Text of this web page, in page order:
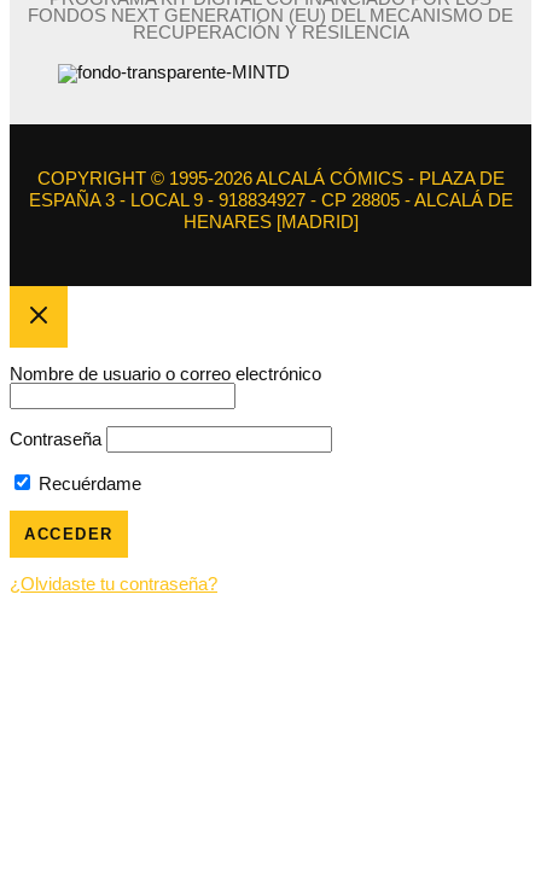
FONDOS NEXT GENERATION (EU) DEL MECANISMO DE
RECUPERACIÓN Y RESILENCIA
COPYRIGHT © 1995-2026 ALCALÁ CÓMICS - PLAZA DE
ESPAÑA 3 - LOCAL 9 - 918834927 - CP 28805 - ALCALÁ DE
HENARES [MADRID]
Nombre de usuario o correo electrónico
Contraseña
Recuérdame
¿Olvidaste tu contraseña?